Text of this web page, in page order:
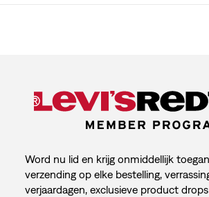
Word nu lid en krijg onmiddellijk
verzending op elke bestelling,
verjaardagen, exclusieve product